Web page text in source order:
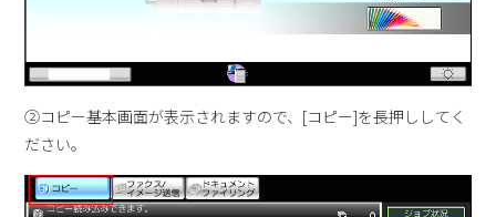
②コピー基本画面が表示されますので、[コピー]を長押ししてく
ださい。